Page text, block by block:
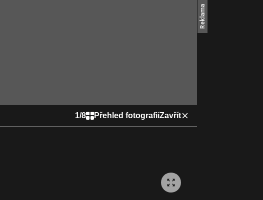
1/8 Přehled fotografiíZavřít